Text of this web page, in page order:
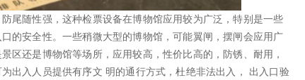
尾随性强，这种检票设备在博物馆应用较为广泛，特别是一些
的安全性。一些稍微大型的博物馆，可能翼闸，摆闸会应用广
区还是博物馆等场所，应用较高，性价比高的，防锈、耐用，
出入人员提供有序文 明的通行方式，杜绝非法出入， 出入口验